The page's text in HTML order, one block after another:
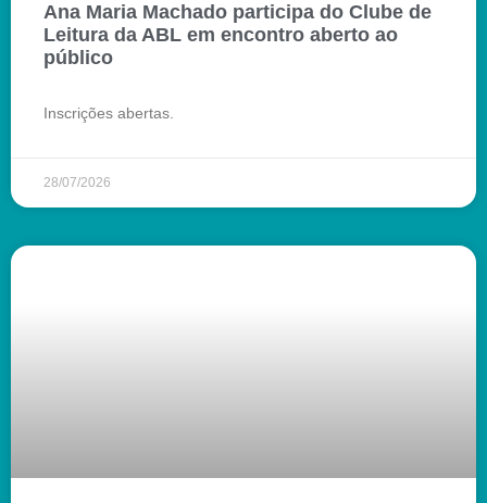
Ana Maria Machado participa do Clube de
Leitura da ABL em encontro aberto ao
público
Inscrições abertas.
28/07/2026